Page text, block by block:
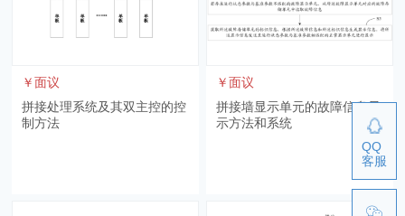
￥面议
拼接处理系统及其双主控的控
制方法
￥面议
拼接墙显示单元的故障信息显
示方法和系统
QQ
客服